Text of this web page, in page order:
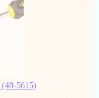
(48-5615)